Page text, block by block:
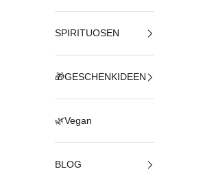
SPIRITUOSEN
🎁GESCHENKIDEEN
🌿Vegan
BLOG